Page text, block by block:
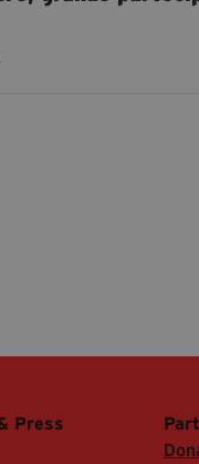
Press